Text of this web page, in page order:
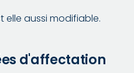
elle aussi modifiable.
d'affectation